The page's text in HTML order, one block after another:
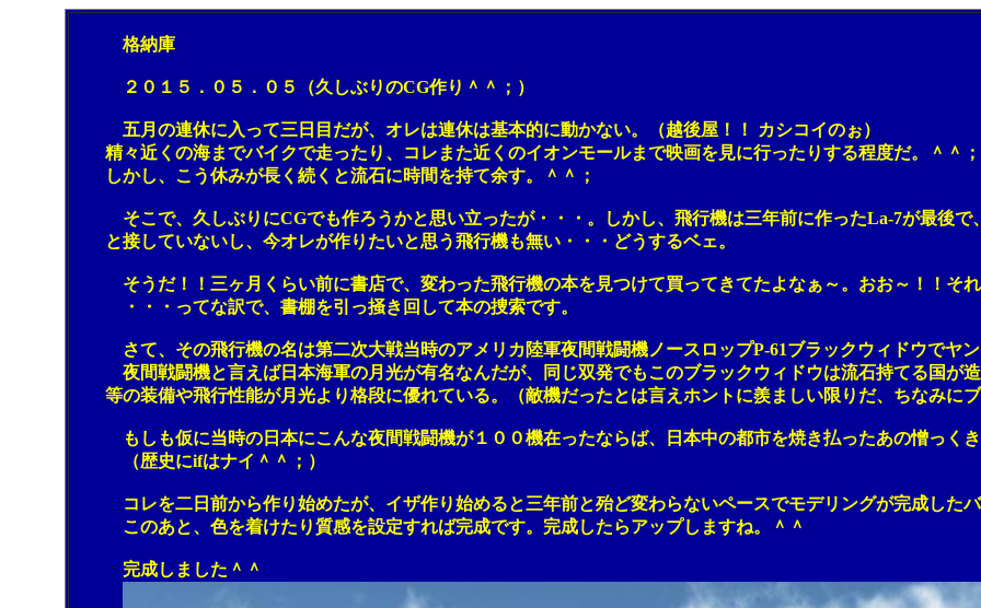
格納庫
２０１５．０５．０５（久しぶりのCG作り＾＾；）
五月の連休に入って三日目だが、オレは連休は基本的に動かない。（越後屋！！ カシコイのぉ）
精々近くの海までバイクで走ったり、コレまた近くのイオンモールまで映画を見に行ったりする程度だ。＾＾；
しかし、こう休みが長く続くと流石に時間を持て余す。＾＾；
そこで、久しぶりにCGでも作ろうかと思い立ったが・・・。しかし、飛行機は三年前に作ったLa-7が最後で
と接していないし、今オレが作りたいと思う飛行機も無い・・・どうするベェ。
そうだ！！三ヶ月くらい前に書店で、変わった飛行機の本を見つけて買ってきてたよなぁ～。おお～！！それ
・・・ってな訳で、書棚を引っ掻き回して本の捜索です。
さて、その飛行機の名は第二次大戦当時のアメリカ陸軍夜間戦闘機ノースロップP-61ブラックウィドウでヤ
夜間戦闘機と言えば日本海軍の月光が有名なんだが、同じ双発でもこのブラックウィドウは流石持てる国が
等の装備や飛行性能が月光より格段に優れている。（敵機だったとは言えホントに羨ましい限りだ、ちなみに
もしも仮に当時の日本にこんな夜間戦闘機が１００機在ったならば、日本中の都市を焼き払ったあの憎っくき
（歴史にifはナイ＾＾；）
コレを二日前から作り始めたが、イザ作り始めると三年前と殆ど変わらないペースでモデリングが完成した
このあと、色を着けたり質感を設定すれば完成です。完成したらアップしますね。＾＾
完成しました＾＾